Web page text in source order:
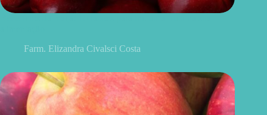
Farm. Elizandra Civalsci Costa